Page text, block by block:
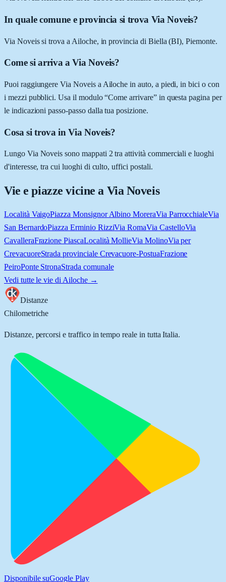
In quale comune e provincia si trova Via Noveis?
Via Noveis si trova a Ailoche, in provincia di Biella (BI), Piemonte.
Come si arriva a Via Noveis?
Puoi raggiungere Via Noveis a Ailoche in auto, a piedi, in bici o con
i mezzi pubblici. Usa il modulo “Come arrivare” in questa pagina per
le indicazioni passo-passo dalla tua posizione.
Cosa si trova in Via Noveis?
Lungo Via Noveis sono mappati 2 tra attività commerciali e luoghi
d'interesse, tra cui luoghi di culto, uffici postali.
Vie e piazze vicine a Via Noveis
Località VaigoPiazza Monsignor Albino MoreraVia ParrocchialeVia
San BernardoPiazza Erminio RizziVia RomaVia CastelloVia
CavalleraFrazione PiascaLocalità MollieVia MolinoVia per
CrevacuoreStrada provinciale Crevacuore-PostuaFrazione
PeiroPonte StronaStrada comunale
Vedi tutte le vie di Ailoche→
Distanze
Chilometriche
Distanze, percorsi e traffico in tempo reale in tutta Italia.
Disponibile suGoogle Play